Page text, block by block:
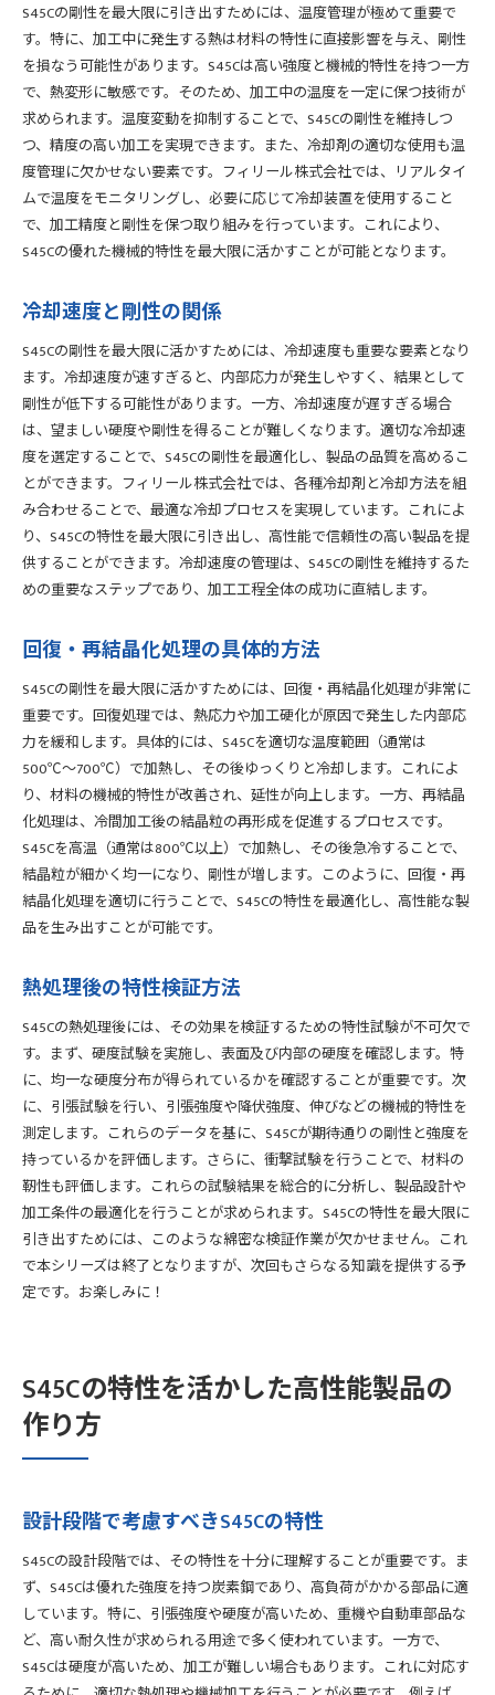
S45Cの剛性を最大限に引き出すためには、温度管理が極めて重要で
す。特に、加工中に発生する熱は材料の特性に直接影響を与え、剛性
を損なう可能性があります。S45Cは高い強度と機械的特性を持つ一方
で、熱変形に敏感です。そのため、加工中の温度を一定に保つ技術が
求められます。温度変動を抑制することで、S45Cの剛性を維持しつ
つ、精度の高い加工を実現できます。また、冷却剤の適切な使用も温
度管理に欠かせない要素です。フィリール株式会社では、リアルタイ
ムで温度をモニタリングし、必要に応じて冷却装置を使用すること
で、加工精度と剛性を保つ取り組みを行っています。これにより、
S45Cの優れた機械的特性を最大限に活かすことが可能となります。
冷却速度と剛性の関係
S45Cの剛性を最大限に活かすためには、冷却速度も重要な要素となり
ます。冷却速度が速すぎると、内部応力が発生しやすく、結果として
剛性が低下する可能性があります。一方、冷却速度が遅すぎる場合
は、望ましい硬度や剛性を得ることが難しくなります。適切な冷却速
度を選定することで、S45Cの剛性を最適化し、製品の品質を高めるこ
とができます。フィリール株式会社では、各種冷却剤と冷却方法を組
み合わせることで、最適な冷却プロセスを実現しています。これによ
り、S45Cの特性を最大限に引き出し、高性能で信頼性の高い製品を提
供することができます。冷却速度の管理は、S45Cの剛性を維持するた
めの重要なステップであり、加工工程全体の成功に直結します。
回復・再結晶化処理の具体的方法
S45Cの剛性を最大限に活かすためには、回復・再結晶化処理が非常に
重要です。回復処理では、熱応力や加工硬化が原因で発生した内部応
力を緩和します。具体的には、S45Cを適切な温度範囲（通常は
500℃〜700℃）で加熱し、その後ゆっくりと冷却します。これによ
り、材料の機械的特性が改善され、延性が向上します。一方、再結晶
化処理は、冷間加工後の結晶粒の再形成を促進するプロセスです。
S45Cを高温（通常は800℃以上）で加熱し、その後急冷することで、
結晶粒が細かく均一になり、剛性が増します。このように、回復・再
結晶化処理を適切に行うことで、S45Cの特性を最適化し、高性能な製
品を生み出すことが可能です。
熱処理後の特性検証方法
S45Cの熱処理後には、その効果を検証するための特性試験が不可欠で
す。まず、硬度試験を実施し、表面及び内部の硬度を確認します。特
に、均一な硬度分布が得られているかを確認することが重要です。次
に、引張試験を行い、引張強度や降伏強度、伸びなどの機械的特性を
測定します。これらのデータを基に、S45Cが期待通りの剛性と強度を
持っているかを評価します。さらに、衝撃試験を行うことで、材料の
靭性も評価します。これらの試験結果を総合的に分析し、製品設計や
加工条件の最適化を行うことが求められます。S45Cの特性を最大限に
引き出すためには、このような綿密な検証作業が欠かせません。これ
で本シリーズは終了となりますが、次回もさらなる知識を提供する予
定です。お楽しみに！
S45Cの特性を活かした高性能製品の
作り方
設計段階で考慮すべきS45Cの特性
S45Cの設計段階では、その特性を十分に理解することが重要です。ま
ず、S45Cは優れた強度を持つ炭素鋼であり、高負荷がかかる部品に適
しています。特に、引張強度や硬度が高いため、重機や自動車部品な
ど、高い耐久性が求められる用途で多く使われています。一方で、
S45Cは硬度が高いため、加工が難しい場合もあります。これに対応す